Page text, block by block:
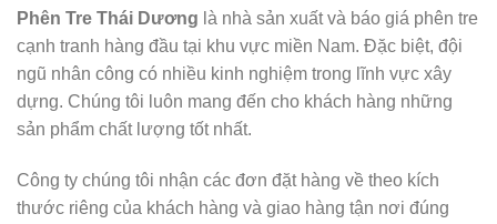
Phên Tre Thái Dương là nhà sản xuất và báo giá phên tre
cạnh tranh hàng đầu tại khu vực miền Nam. Đặc biệt, đội
ngũ nhân công có nhiều kinh nghiệm trong lĩnh vực xây
dựng. Chúng tôi luôn mang đến cho khách hàng những
sản phẩm chất lượng tốt nhất.
Công ty chúng tôi nhận các đơn đặt hàng về theo kích
thước riêng của khách hàng và giao hàng tận nơi đúng